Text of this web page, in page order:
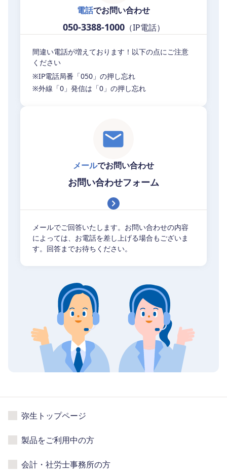
電話でお問い合わせ
050-3388-1000（IP電話）
間違い電話が増えております！以下の点にご注意
ください
※IP電話局番「050」の押し忘れ
※外線「0」発信は「0」の押し忘れ
メールでお問い合わせ
お問い合わせフォーム
メールでご回答いたします。お問い合わせの内容
によっては、お電話を差し上げる場合もございま
す。回答までお待ちください。
弥生トップページ
製品をご利用中の方
会計・社労士事務所の方